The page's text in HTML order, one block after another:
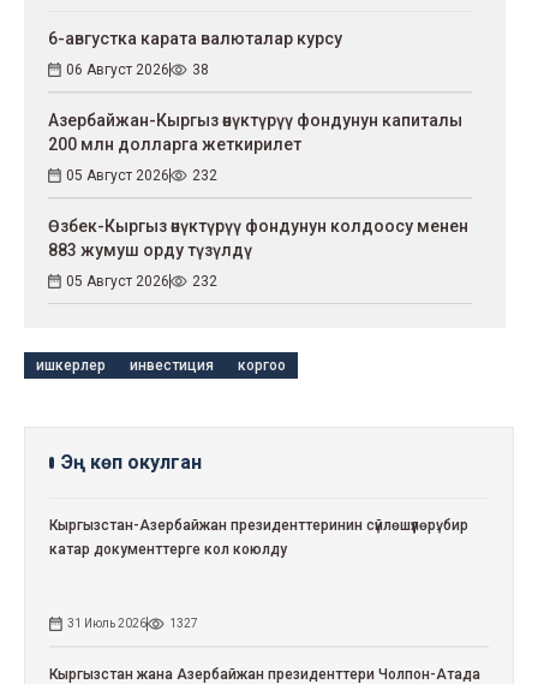
6-августка карата валюталар курсу
06 Август 2026 38
Азербайжан-Кыргыз өнүктүрүү фондунун капиталы
200 млн долларга жеткирилет
05 Август 2026 232
Өзбек-Кыргыз өнүктүрүү фондунун колдоосу менен
883 жумуш орду түзүлдү
05 Август 2026 232
ишкерлер инвестиция коргоо
Эң көп окулган
Кыргызстан-Азербайжан президенттеринин сүйлөшүүлөрү: бир
катар документтерге кол коюлду
31 Июль 2026 1327
Кыргызстан жана Азербайжан президенттери Чолпон-Атада